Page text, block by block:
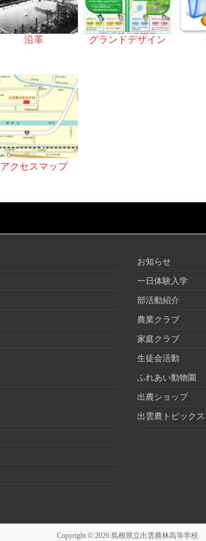
沿革 グランドデザイン
アクセスマップ
お知らせ
一日体験入学
部活動紹介
農業クラブ
家庭クラブ
生徒会活動
ふれあい動物園
出農ショップ
出雲農トピックス
Copyright © 2026 島根県立出雲農林高等学校